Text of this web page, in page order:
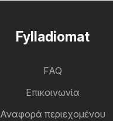
Fylladiomat
FAQ
Επικοινωνία
Αναφορά περιεχομένου